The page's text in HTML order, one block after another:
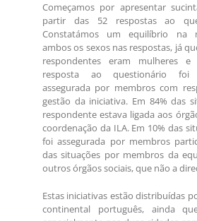
Começamos por apresentar
partir das 52 respostas ao
Constatámos um equilíbrio na
ambos os sexos nas respostas, já
respondentes eram mulheres
resposta ao questionário foi
assegurada por membros com
gestão da iniciativa. Em 84% das
respondente estava ligada aos
coordenação da ILA. Em 10% das
foi assegurada por membros
das situações por membros da
outros órgãos sociais, que não a
Estas iniciativas estão distribuídas
continental português, ainda